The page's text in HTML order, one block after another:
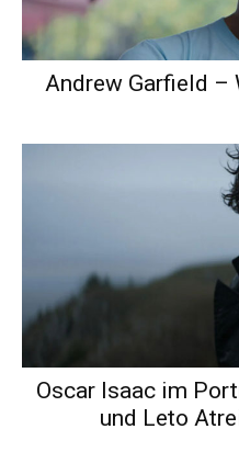
Andrew Garfield –
Oscar Isaac im
und Leto